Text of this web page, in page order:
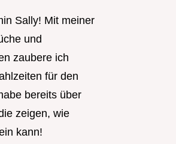
Sally! Mit meiner
und
zaubere ich
für den
bereits über
zeigen, wie
kann!